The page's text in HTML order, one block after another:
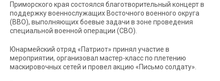
Приморского края состоялся благотворительный концерт в
поддержку военнослужащих Восточного военного округа
(ВВО), выполняющих боевые задачи в зоне проведения
специальной военной операции (СВО).
Юнармейский отряд «Патриот» принял участие в
мероприятии, организовал мастер-класс по плетению
маскировочных сетей и провел акцию «Письмо солдату».